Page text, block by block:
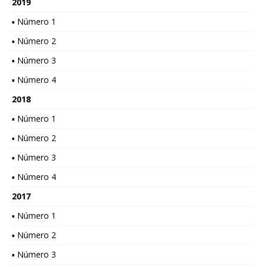
▪ Número 1
▪ Número 2
▪ Número 3
▪ Número 4
2018
▪ Número 1
▪ Número 2
▪ Número 3
▪ Número 4
2017
▪ Número 1
▪ Número 2
▪ Número 3